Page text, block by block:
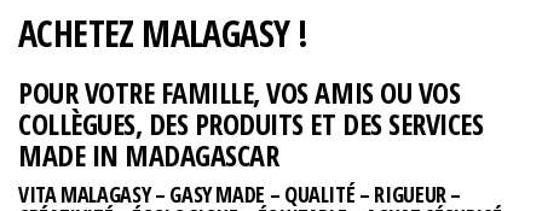
ACHETEZ MALAGASY !
POUR VOTRE FAMILLE, VOS AMIS OU VOS
COLLÈGUES, DES PRODUITS ET DES SERVICES
MADE IN MADAGASCAR
VITA MALAGASY – GASY MADE – QUALITÉ – RIGUEUR –